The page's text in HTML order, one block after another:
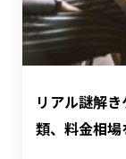
リアル謎解
類、料金相場